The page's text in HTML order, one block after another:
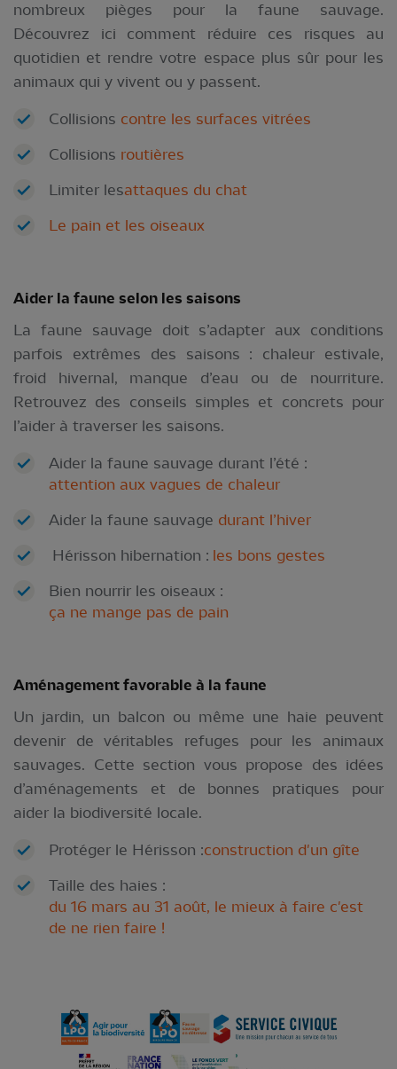
nombreux pièges pour la faune sauvage.
Découvrez ici comment réduire ces risques au
quotidien et rendre votre espace plus sûr pour les
animaux qui y vivent ou y passent.
Collisions contre les surfaces vitrées
Collisions routières
Limiter lesattaques du chat
Le pain et les oiseaux
Aider la faune selon les saisons
La faune sauvage doit s’adapter aux conditions
parfois extrêmes des saisons : chaleur estivale,
froid hivernal, manque d’eau ou de nourriture.
Retrouvez des conseils simples et concrets pour
l’aider à traverser les saisons.
Aider la faune sauvage durant l’été :
attention aux vagues de chaleur
Aider la faune sauvage durant l’hiver
Hérisson hibernation : les bons gestes
Bien nourrir les oiseaux :
ça ne mange pas de pain
Aménagement favorable à la faune
Un jardin, un balcon ou même une haie peuvent
devenir de véritables refuges pour les animaux
sauvages. Cette section vous propose des idées
d’aménagements et de bonnes pratiques pour
aider la biodiversité locale.
Protéger le Hérisson :construction d'un gîte
Taille des haies :
du 16 mars au 31 août, le mieux à faire c'est
de ne rien faire !